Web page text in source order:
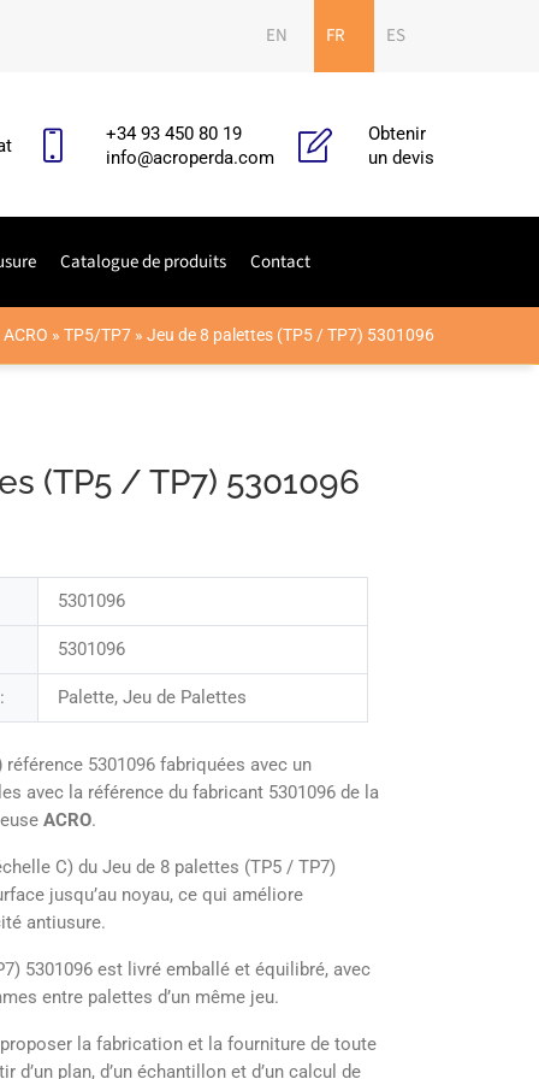
EN FR ES
+34 93 450 80 19
info@acroperda.com
Obtenir
un devis
Catalogue de produits Contact
ACRO » TP5/TP7 » Jeu de 8 palettes (TP5 / TP7) 5301096
(TP5 / TP7) 5301096
5301096
5301096
Palette, Jeu de Palettes
référence 5301096 fabriquées avec un
avec la référence du fabricant 5301096 de la
ACRO.
C) du Jeu de 8 palettes (TP5 / TP7)
jusqu’au noyau, ce qui améliore
antiusure.
5301096 est livré emballé et équilibré, avec
entre palettes d’un même jeu.
la fabrication et la fourniture de toute
d’un plan, d’un échantillon et d’un calcul de